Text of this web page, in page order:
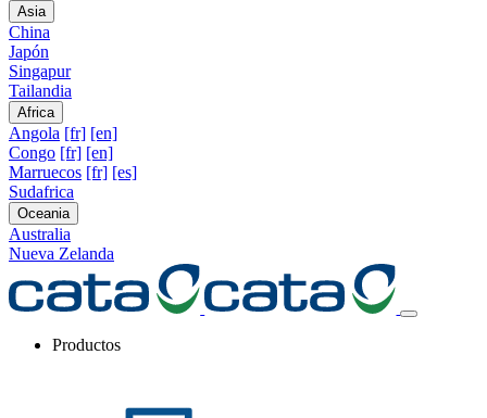
Asia
China
Japón
Singapur
Tailandia
Africa
Angola [fr] [en]
Congo [fr] [en]
Marruecos [fr] [es]
Sudafrica
Oceania
Australia
Nueva Zelanda
Productos